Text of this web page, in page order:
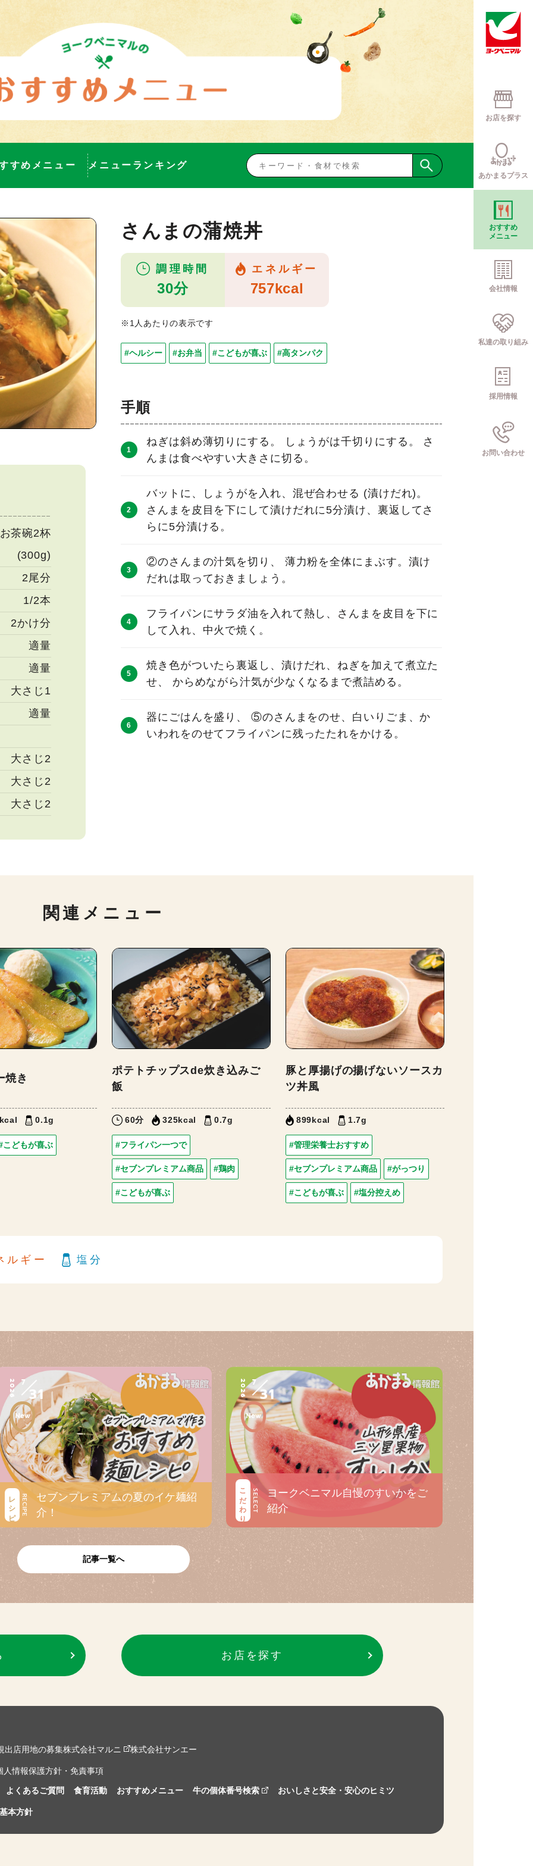
お店を探す
あかまるプラス
おすすめ
メニュー
会社情報
私達の取り組み
採用情報
お問い合わせ
すめメニュー メニューランキング
お茶碗2杯
(300g)
2尾分
1/2本
2かけ分
適量
適量
大さじ1
適量
大さじ2
大さじ2
大さじ2
さんまの蒲焼丼
調理時間
30分
エネルギー
757kcal
※1人あたりの表示です
#ヘルシー #お弁当 #こどもが喜ぶ #高タンパク
手順
ねぎは斜め薄切りにする。 しょうがは千切りにする。 さ
んまは食べやすい大きさに切る。
バットに、しょうがを入れ、混ぜ合わせる (漬けだれ)。
さんまを皮目を下にして漬けだれに5分漬け、裏返してさ
らに5分漬ける。
②のさんまの汁気を切り、 薄力粉を全体にまぶす。漬け
だれは取っておきましょう。
フライパンにサラダ油を入れて熱し、さんまを皮目を下に
して入れ、中火で焼く。
焼き色がついたら裏返し、漬けだれ、ねぎを加えて煮立た
せ、 からめながら汁気が少なくなるまで煮詰める。
器にごはんを盛り、 ⑤のさんまをのせ、白いりごま、か
いわれをのせてフライパンに残ったたれをかける。
関連メニュー
焼き
0.1g
こどもが喜ぶ
ポテトチップスde炊き込みご
飯
60分 325kcal 0.7g
#フライパン一つで
#セブンプレミアム商品 #鶏肉
#こどもが喜ぶ
豚と厚揚げの揚げないソースカ
ツ丼風
899kcal 1.7g
#管理栄養士おすすめ
#セブンプレミアム商品 #がっつり
#こどもが喜ぶ #塩分控えめ
ルギー 塩分
2026 7
31
レシピ RECIPE
セブンプレミアムの夏のイケ麺紹
介！
2026 7
31
こだわり SELECT
ヨークベニマル自慢のすいかをご
紹介
記事一覧へ
お店を探す
出店用地の募集株式会社マルニ 株式会社サンエー
人情報保護方針・免責事項
よくあるご質問 食育活動 おすすめメニュー 牛の個体番号検索 おいしさと安全・安心のヒミツ
本方針